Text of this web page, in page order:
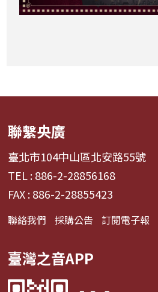
聯繫央廣
臺北市104中山區北安路55號
TEL : 886-2-28856168
FAX : 886-2-28855423
聯絡我們 採購公告 訂閱電子報
臺灣之音APP